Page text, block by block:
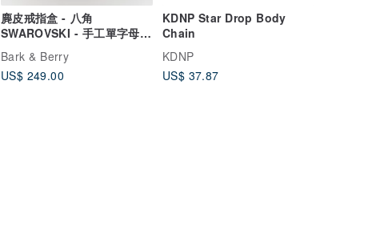
麂皮戒指盒 - 八角
SWAROVSKI - 手工單字母復
Bark & Berry
US$ 249.00
KDNP Star Drop Body
Chain
KDNP
US$ 37.87